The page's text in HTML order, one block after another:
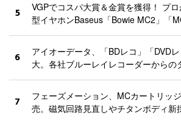
5
VGPでコスパ大賞＆金賞を獲得！ プ
型イヤホンBaseus「Bowie MC2」「
6
アイオーデータ、「BDレコ」「DVD
大。各社ブルーレイレコーダーからの
7
フェーズメーション、MCカートリッ
売。磁気回路見直しやチタンボディ新